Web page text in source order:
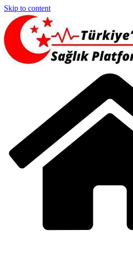
Skip to content